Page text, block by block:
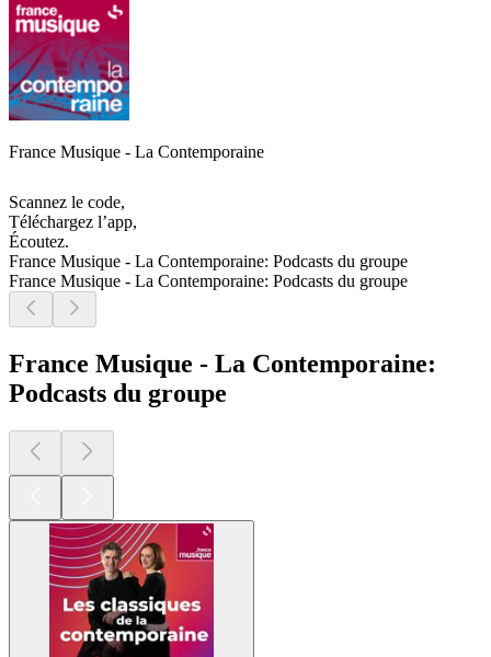
France Musique - La Contemporaine
Scannez le code,
Téléchargez l’app,
Écoutez.
France Musique - La Contemporaine: Podcasts du groupe
France Musique - La Contemporaine: Podcasts du groupe
France Musique - La Contemporaine:
Podcasts du groupe